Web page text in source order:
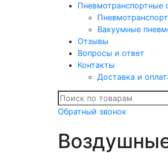
Пневмотранспортные
Вакуумные
Отзывы
Вопросы и ответ
Контакты
Доставка и
Обратный звонок